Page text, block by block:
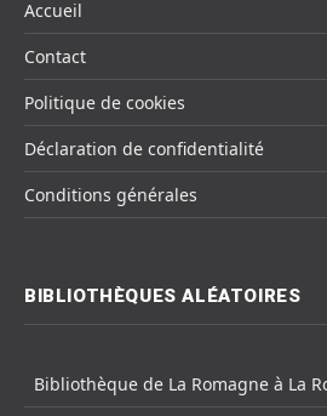
Accueil
Contact
Politique de cookies
Déclaration de confidentialité
Conditions générales
BIBLIOTHÈQUES ALÉATOIRES
Bibliothèque de La Romagne à La